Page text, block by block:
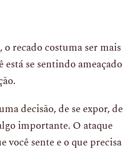
recado costuma ser mais
se sentindo ameaçado
decisão, de se expor, de
importante. O ataque
você sente e o que precisa